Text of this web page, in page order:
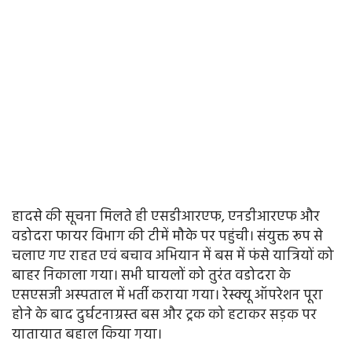
हादसे की सूचना मिलते ही एसडीआरएफ, एनडीआरएफ और
वडोदरा फायर विभाग की टीमें मौके पर पहुंची। संयुक्त रूप से
चलाए गए राहत एवं बचाव अभियान में बस में फंसे यात्रियों को
बाहर निकाला गया। सभी घायलों को तुरंत वडोदरा के
एसएसजी अस्पताल में भर्ती कराया गया। रेस्क्यू ऑपरेशन पूरा
होने के बाद दुर्घटनाग्रस्त बस और ट्रक को हटाकर सड़क पर
यातायात बहाल किया गया।